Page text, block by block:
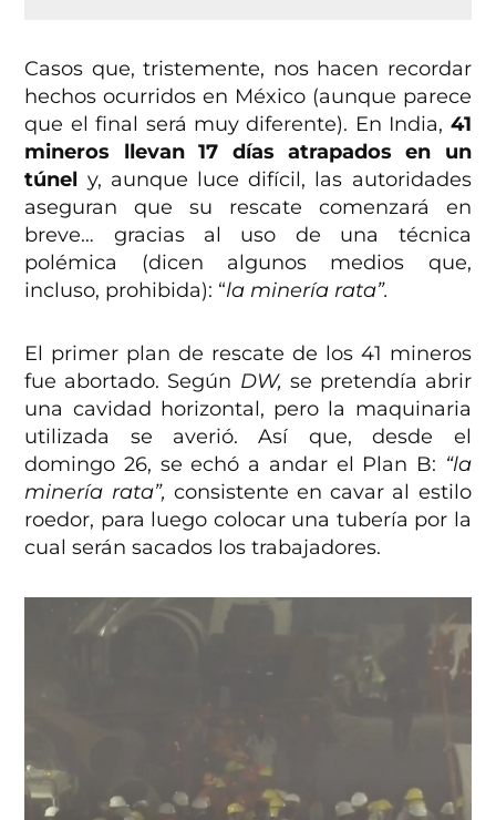
Casos que, tristemente, nos hacen recordar
hechos ocurridos en México (aunque parece
que el final será muy diferente). En India, 41
mineros llevan 17 días atrapados en un
túnel y, aunque luce difícil, las autoridades
aseguran que su rescate comenzará en
breve… gracias al uso de una técnica
polémica (dicen algunos medios que,
incluso, prohibida): “la minería rata”.
El primer plan de rescate de los 41 mineros
fue abortado. Según DW, se pretendía abrir
una cavidad horizontal, pero la maquinaria
utilizada se averió. Así que, desde el
domingo 26, se echó a andar el Plan B: “la
minería rata”, consistente en cavar al estilo
roedor, para luego colocar una tubería por la
cual serán sacados los trabajadores.